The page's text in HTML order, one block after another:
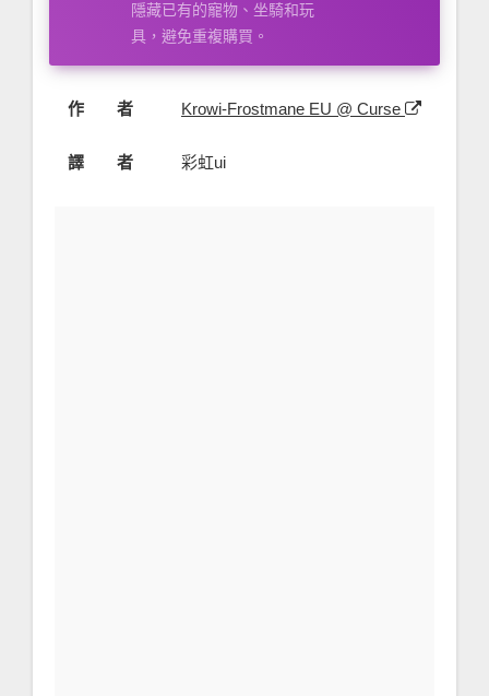
隱藏已有的寵物、坐騎和玩
具，避免重複購買。
作 者 Krowi-Frostmane EU @ Curse
譯 者 彩虹ui